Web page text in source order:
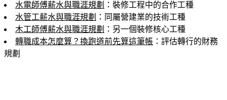
水電師傅薪水與職涯規劃 ：裝修工程中的合作工種
水管工薪水與職涯規劃 ：同屬營建業的技術工種
木工師傅薪水與職涯規劃 ：另一個裝修核心工種
轉職成本怎麼算？換跑道前先算這筆帳 ：評估轉行的財務
規劃